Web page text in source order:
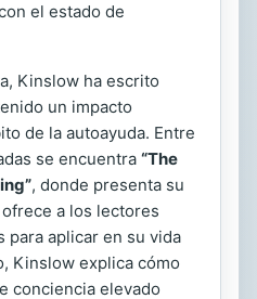
el estado de
Kinslow ha escrito
un impacto
de la autoayuda. Entre
se encuentra “The
, donde presenta su
a los lectores
para aplicar en su vida
Kinslow explica cómo
conciencia elevado